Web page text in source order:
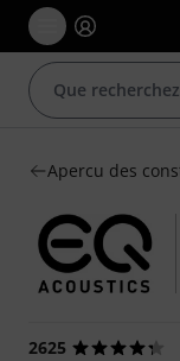
Apercu des
2625